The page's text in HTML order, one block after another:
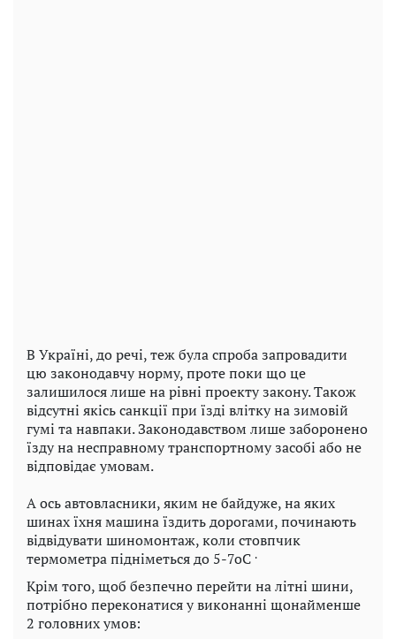
В Україні, до речі, теж була спроба запровадити
цю законодавчу норму, проте поки що це
залишилося лише на рівні проекту закону. Також
відсутні якісь санкції при їзді влітку на зимовій
гумі та навпаки. Законодавством лише заборонено
їзду на несправному транспортному засобі або не
відповідає умовам.
А ось автовласники, яким не байдуже, на яких
шинах їхня машина їздить дорогами, починають
відвідувати шиномонтаж, коли стовпчик
термометра підніметься до 5-7оС .
Крім того, щоб безпечно перейти на літні шини,
потрібно переконатися у виконанні щонайменше
2 головних умов: